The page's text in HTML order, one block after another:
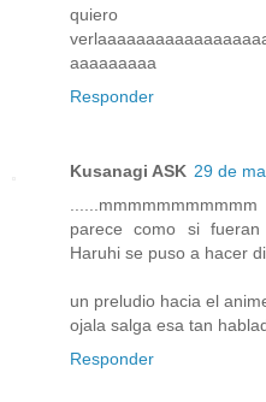
quiero
aaaaaaaaa
Responder
Kusanagi ASK 29 de
......mmmmmmmmmmm
parece como si
Haruhi se puso a hacer
un preludio hacia el
ojala salga esa tan
Responder